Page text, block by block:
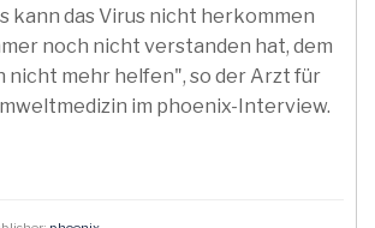
kann das Virus nicht herkommen
noch nicht verstanden hat, dem
nicht mehr helfen", so der Arzt für
im phoenix-Interview.